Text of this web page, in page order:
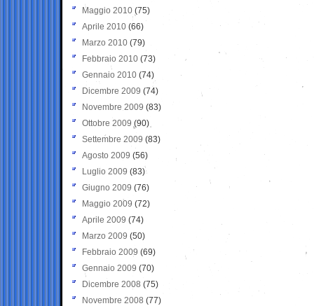
Maggio 2010 (75)
Aprile 2010 (66)
Marzo 2010 (79)
Febbraio 2010 (73)
Gennaio 2010 (74)
Dicembre 2009 (74)
Novembre 2009 (83)
Ottobre 2009 (90)
Settembre 2009 (83)
Agosto 2009 (56)
Luglio 2009 (83)
Giugno 2009 (76)
Maggio 2009 (72)
Aprile 2009 (74)
Marzo 2009 (50)
Febbraio 2009 (69)
Gennaio 2009 (70)
Dicembre 2008 (75)
Novembre 2008 (77)